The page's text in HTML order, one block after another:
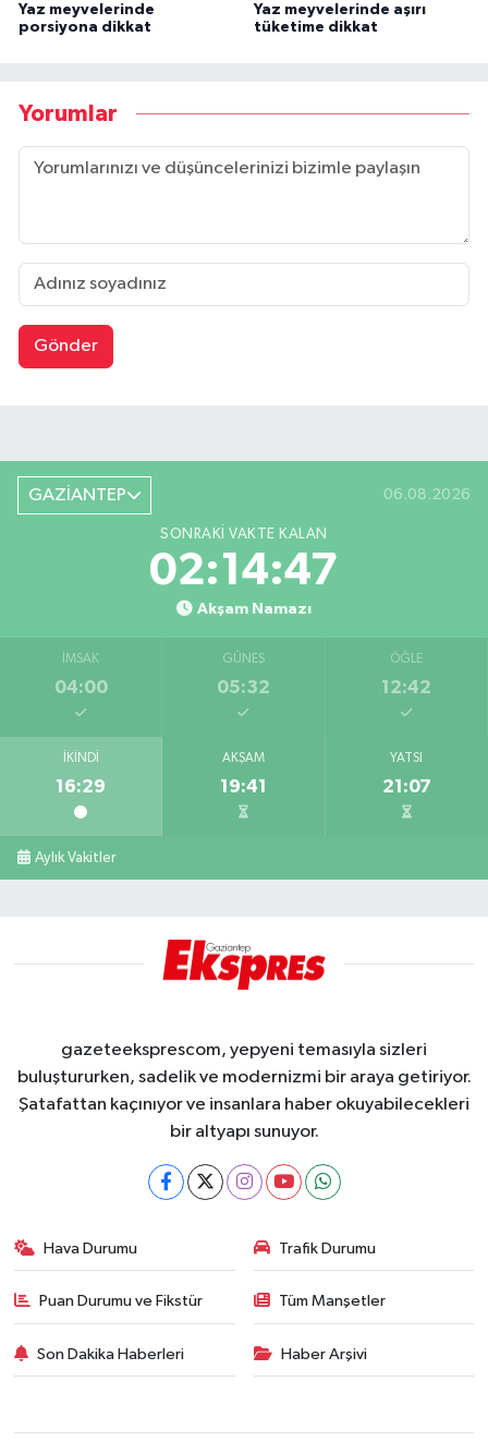
Yaz meyvelerinde
porsiyona dikkat
Yaz meyvelerinde aşırı
tüketime dikkat
Yorumlar
Gönder
GAZİANTEP 06.08.2026
SONRAKI VAKTE KALAN
02:14:46
Akşam Namazı
İMSAK
04:00
GÜNEŞ
05:32
ÖĞLE
12:42
İKINDI
16:29
AKŞAM
19:41
YATSI
21:07
Aylık Vakitler
gazeteeksprescom, yepyeni temasıyla sizleri
buluştururken, sadelik ve modernizmi bir araya getiriyor.
Şatafattan kaçınıyor ve insanlara haber okuyabilecekleri
bir altyapı sunuyor.
Hava Durumu Trafik Durumu
Puan Durumu ve Fikstür Tüm Manşetler
Son Dakika Haberleri Haber Arşivi